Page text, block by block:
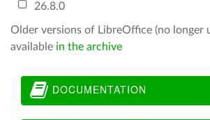
26.8.0
Older versions of LibreOffice (no longer
available in the archive
DOCUMENTATION